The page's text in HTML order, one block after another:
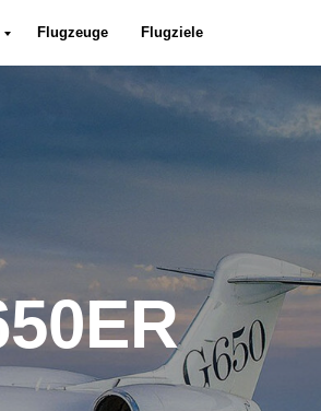
Flugzeuge Flugziele